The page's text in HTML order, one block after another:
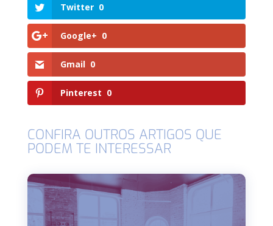
Twitter 0
Google+ 0
Gmail 0
Pinterest 0
CONFIRA OUTROS ARTIGOS QUE
PODEM TE INTERESSAR